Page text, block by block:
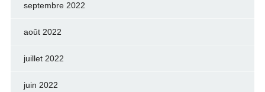
septembre 2022
août 2022
juillet 2022
juin 2022